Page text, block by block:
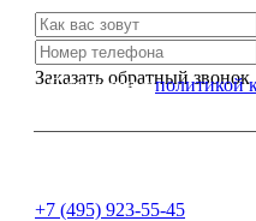
Заказать обратный звонок
Я согласен сполитикой
+7 (495) 923-55-45